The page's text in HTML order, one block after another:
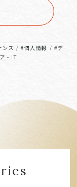
ス /#個人情報 / #デ
・IT